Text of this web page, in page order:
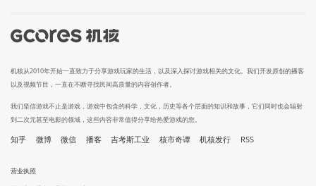
机核从2010年开始一直致力于分享游戏玩家的生活，以及深入探讨游戏相关的文化。我们开发原创的播客
以及视频节目，一直在不断寻找民间高质量的内容创作者。
我们坚信游戏不止是游戏，游戏中包含的科学，文化，历史等各个层面的知识和故事，它们同时也会辐射
到二次元甚至电影的领域，这些内容非常值得分享给热爱游戏的您。
知乎 微博 微信 播客 吉考斯工业 核市奇谭 机核发行 RSS
营业执照